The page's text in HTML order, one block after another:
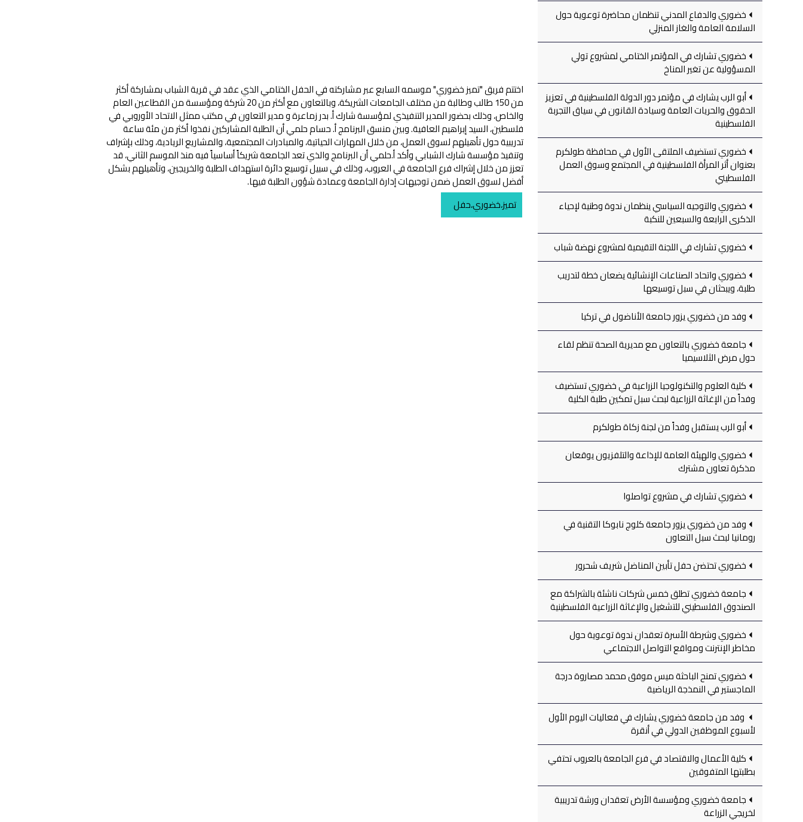
خضوري والدفاع المدني تنظمان محاضرة توعوية حول
السلامة العامة والغاز المنزلي
خضوري تشارك في المؤتمر الختامي لمشروع تولي
المسؤولية عن تغير المناخ
أبو الرب يشارك في مؤتمر دور الدولة الفلسطينية في تعزيز
الحقوق والحريات العامة وسيادة القانون في سياق التجربة
الفلسطينية
خضوري تستضيف الملتقى الأول في محافظة طولكرم
بعنوان أثر المرأة الفلسطينية في المجتمع وسوق العمل
الفلسطيني
خضوري والتوجيه السياسي ينظمان ندوة وطنية لإحياء
الذكرى الرابعة والسبعين للنكبة
خضوري تشارك في اللجنة التقيمية لمشروع نهضة شباب
خضوري واتحاد الصناعات الإنشائية يضعان خطة لتدريب
طلبة، ويبحثان في سبل توسيعها
وفد من خضوري يزور جامعة الأناضول في تركيا
جامعة خضوري بالتعاون مع مديرية الصحة تنظم لقاء
حول مرض الثلاسيميا
كلية العلوم والتكنولوجيا الزراعية في خضوري تستضيف
وفداً من الإغاثة الزراعية لبحث سبل تمكين طلبة الكلية
أبو الرب يستقبل وفداً من لجنة زكاة طولكرم
خضوري والهيئة العامة للإذاعة والتلفزيون يوقعان
مذكرة تعاون مشترك
خضوري تشارك في مشروع تواصلوا
وفد من خضوري يزور جامعة كلوج نابوكا التقنية في
رومانيا لبحث سبل التعاون
خضوري تحتضن حفل تأبين المناضل شريف شحرور
جامعة خضوري تطلق خمس شركات ناشئة بالشراكة مع
الصندوق الفلسطيني للتشغيل والإغاثة الزراعية الفلسطينية
خضوري وشرطة الأسرة تعقدان ندوة توعوية حول
مخاطر الإنترنت ومواقع التواصل الاجتماعي
خضوري تمنح الباحثة ميس موفق محمد مصاروة درجة
الماجستير في النمذجة الرياضية
وفد من جامعة خضوري يشارك في فعاليات اليوم الأول
لأسبوع الموظفين الدولي في أنقرة
كلية الأعمال والاقتصاد في فرع الجامعة بالعروب تحتفي
بطلبتها المتفوقين
جامعة خضوري ومؤسسة الأرض تعقدان ورشة تدريبية
لخريجي الزراعة
اختتم فريق "تميز خضوري" موسمه السابع عبر مشاركته في الحفل الختامي الذي عقد في قرية الشباب بمشاركة أكثر
من 150 طالب وطالبة من مختلف الجامعات الشريكة، وبالتعاون مع أكثر من 20 شركة ومؤسسة من القطاعين العام
والخاص، وذلك بحضور المدير التنفيذي لمؤسسة شارك أ. بدر زماعرة و مدير التعاون في مكتب ممثل الاتحاد الأوروبي في
فلسطين، السيد إبراهيم العافية. وبين منسق البرنامج أ. حسام حلمي أن الطلبة المشاركين نفذوا أكثر من مئة ساعة
تدريبية حول تأهيلهم لسوق العمل، من خلال المهارات الحياتية، والمبادرات المجتمعية، والمشاريع الريادية، وذلك بإشراف
وتنفيذ مؤسسة شارك الشبابي وأكد أ.حلمي أن البرنامج والذي تعد الجامعة شريكاً أساسياً فيه منذ الموسم الثاني، قد
تعزز من خلال إشراك فرع الجامعة في العروب، وذلك في سبيل توسيع دائرة استهداف الطلبة والخريجين، وتأهيلهم بشكل
أفضل لسوق العمل ضمن توجيهات إدارة الجامعة وعمادة شؤون الطلبة فيها.
تميز،خضوري،حفل